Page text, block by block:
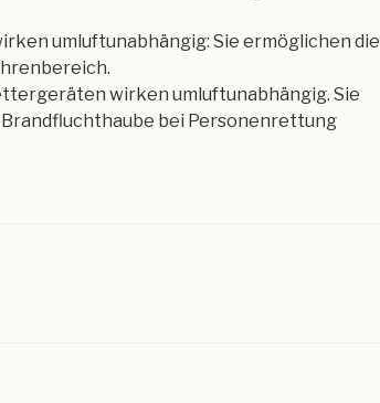
umluftunabhängig: Sie ermöglichen die
wirken umluftunabhängig. Sie
bei Personenrettung